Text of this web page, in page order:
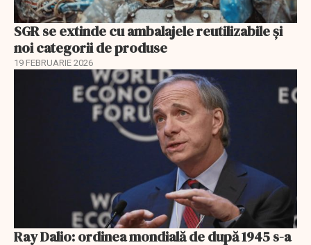
SGR se extinde cu ambalajele reutilizabile și
noi categorii de produse
19 FEBRUARIE 2026
Ray Dalio: ordinea mondială de după 1945 s-a